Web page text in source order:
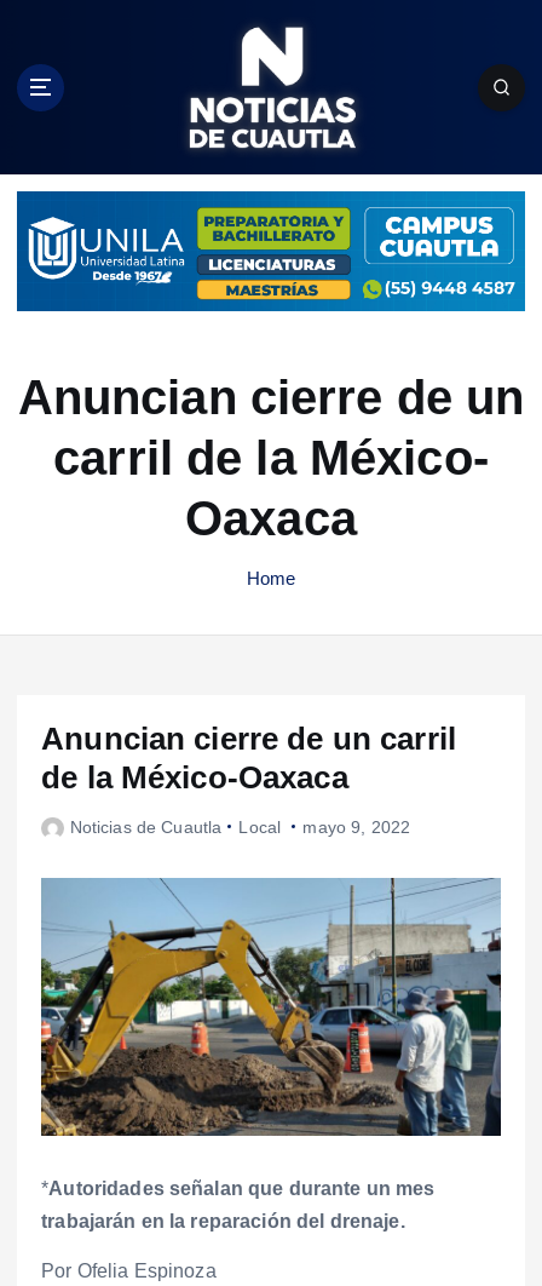
c
Anuncian cierre de un
carril de la México-
Oaxaca
Home
Anuncian cierre de un carril
de la México-Oaxaca
Noticias de Cuautla Local mayo 9, 2022
*Autoridades señalan que durante un mes
trabajarán en la reparación del drenaje.
Por Ofelia Espinoza